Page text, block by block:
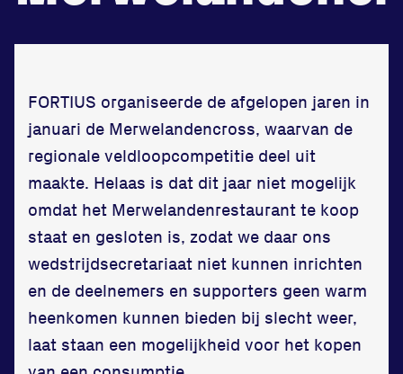
Zet een personal record
Fitness
Updates
FORTIUS organiseerde de afgelopen jaren in
januari de Merwelandencross, waarvan de
regionale veldloopcompetitie deel uit
maakte. Helaas is dat dit jaar niet mogelijk
omdat het Merwelandenrestaurant te koop
staat en gesloten is, zodat we daar ons
wedstrijdsecretariaat niet kunnen inrichten
en de deelnemers en supporters geen warm
heenkomen kunnen bieden bij slecht weer,
laat staan een mogelijkheid voor het kopen